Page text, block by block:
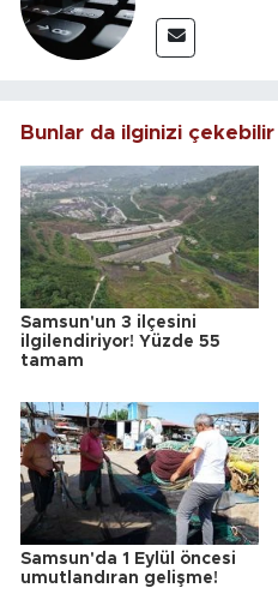
Bunlar da ilginizi çekebilir
Samsun'un 3 ilçesini
ilgilendiriyor! Yüzde 55
tamam
Samsun'da 1 Eylül öncesi
umutlandıran gelişme!